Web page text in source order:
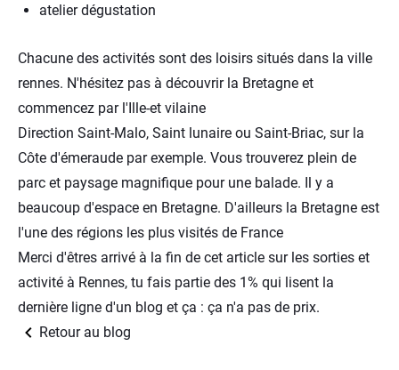
atelier dégustation
Chacune des activités sont des loisirs situés dans la ville
rennes. N'hésitez pas à découvrir la Bretagne et
commencez par l'Ille-et vilaine
Direction Saint-Malo, Saint lunaire ou Saint-Briac, sur la
Côte d'émeraude par exemple. Vous trouverez plein de
parc et paysage magnifique pour une balade. Il y a
beaucoup d'espace en Bretagne. D'ailleurs la Bretagne est
l'une des régions les plus visités de France
Merci d'êtres arrivé à la fin de cet article sur les sorties et
activité à Rennes, tu fais partie des 1% qui lisent la
dernière ligne d'un blog et ça : ça n'a pas de prix.
Retour au blog